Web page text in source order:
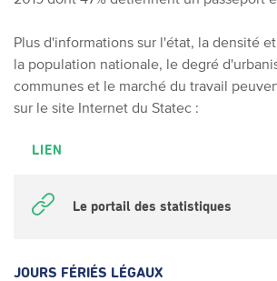
Plus d'informations sur l'état, la densité
la population nationale, le degré
communes et le marché du travail
sur le site Internet du Statec :
LIEN
Le portail des statistiques
JOURS FÉRIÉS LÉGAUX